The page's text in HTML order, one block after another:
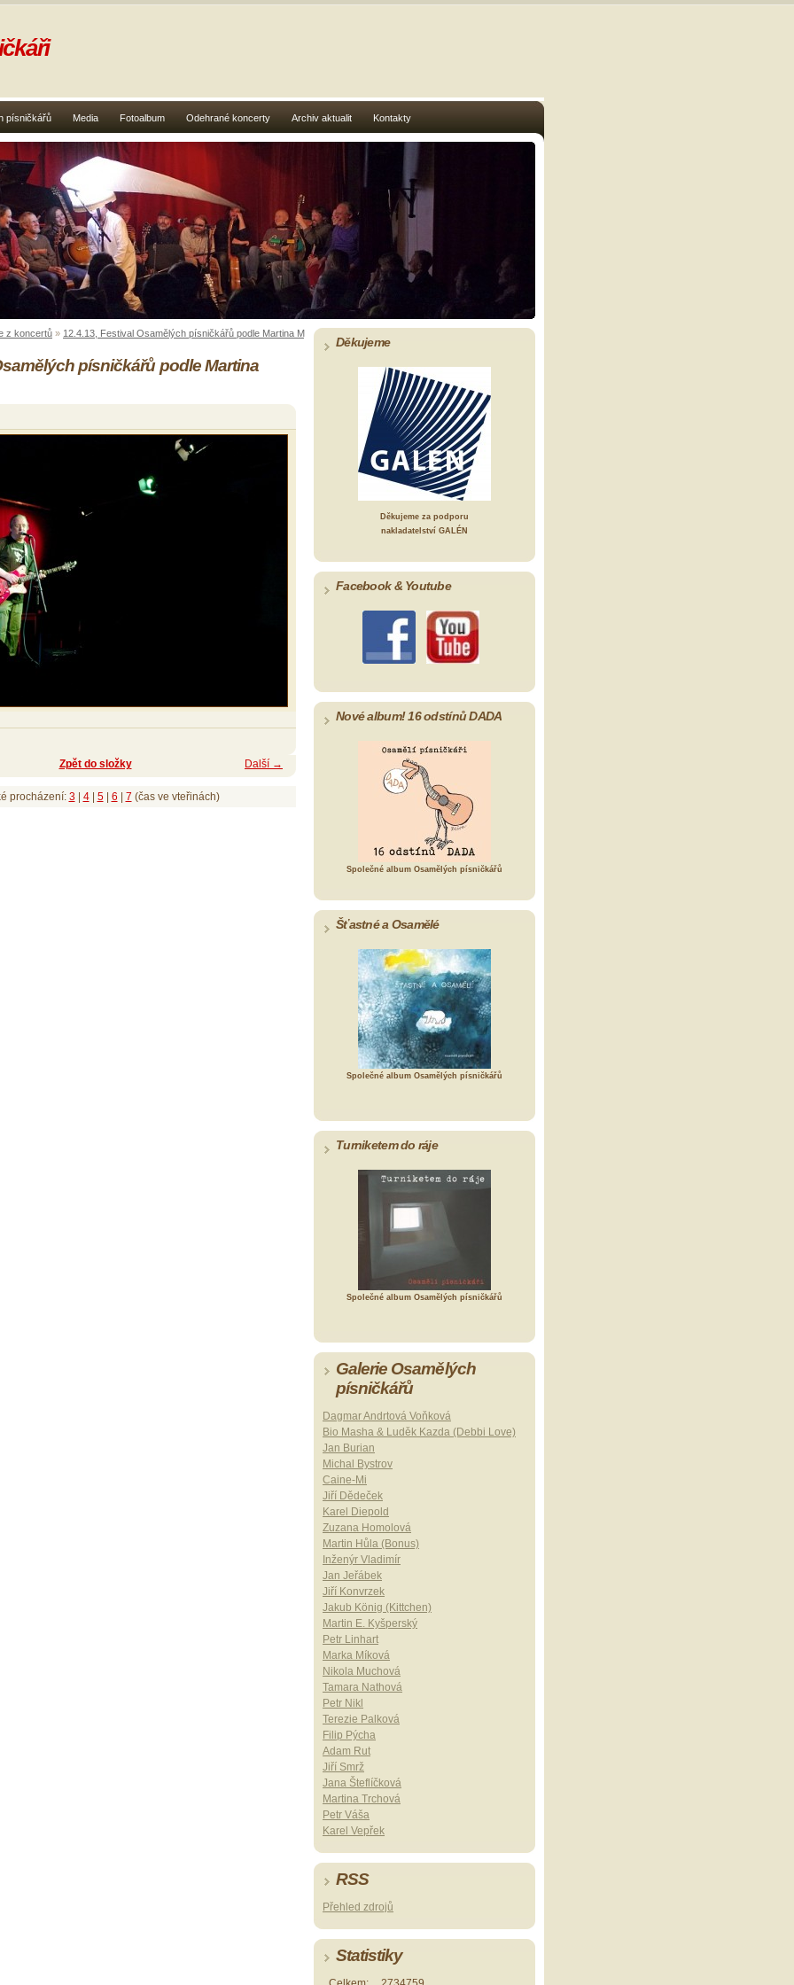
písničkářů Media Fotoalbum Odehrané koncerty Archiv aktualit Kontakty
z koncertů » 12.4.13, Festival Osamělých písničkářů podle Martina Myslivce
písničkářů podle Martina
Další →
Zpět do složky
procházení: 3| 4| 5| 6 7 (čas ve vteřinách)
Děkujeme
Děkujeme za podporu
nakladatelství GALÉN
Facebook & Youtube
Nové album! 16 odstínů DADA
Společné album Osamělých písničkářů
Šťastné a Osamělé
Společné album Osamělých písničkářů
Turniketem do ráje
Společné album Osamělých písničkářů
Galerie Osamělých
písničkářů
Dagmar Andrtová Voňková
Bio Masha & Luděk Kazda (Debbi Love)
Jan Burian
Michal Bystrov
Caine-Mi
Jiří Dědeček
Karel Diepold
Zuzana Homolová
Martin Hůla (Bonus)
Inženýr Vladimír
Jan Jeřábek
Jiří Konvrzek
Jakub König (Kittchen)
Martin E. Kyšperský
Petr Linhart
Marka Míková
Nikola Muchová
Tamara Nathová
Petr Nikl
Terezie Palková
Filip Pýcha
Adam Rut
Jiří Smrž
Jana Šteflíčková
Martina Trchová
Petr Váša
Karel Vepřek
RSS
Přehled zdrojů
Statistiky